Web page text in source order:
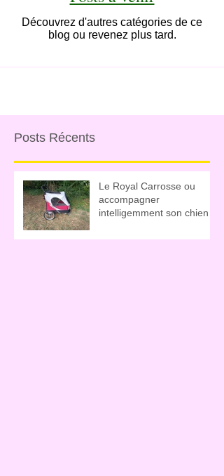
Découvrez d'autres catégories de ce
blog ou revenez plus tard.
Posts Récents
Le Royal Carrosse ou
accompagner
intelligemment son chien
jeune chiot)